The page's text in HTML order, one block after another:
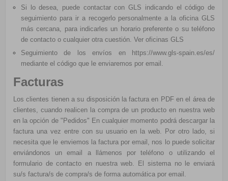
Si lo desea, puede contactar conGLS indicando el código de
seguimiento para ir a recogerlo personalmente a la oficina GLS
más cercana, para indicarles un horario preferente o su teléfono
de contacto o cualquier otra cuestión. Ver oficinas GLS
Seguimiento de los envíos en
https://www.gls-spain.es/es/
mediante el código que le enviaremos por email.
Facturas
Los clientes tienen a su disposición la factura en PDF en el área de
clientes, cuando realicen la compra de un producto en nuestra web
en la opción de "Pedidos" En cualquier momento podrá descargar la
factura una vez entre con su usuario en la web. Por otro lado, si
necesita que le enviemos la factura por email, nos lo puede solicitar
enviándonos un email a llámenos por teléfono o utilizando el
formulario de contacto en nuestra web. El sistema no le enviará
su/s factura/s de compra/s de forma automática por email.